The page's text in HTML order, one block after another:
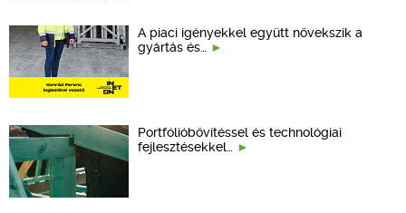
A piaci igényekkel együtt növekszik a
gyártás és…
Portfólióbővítéssel és technológiai
fejlesztésekkel…